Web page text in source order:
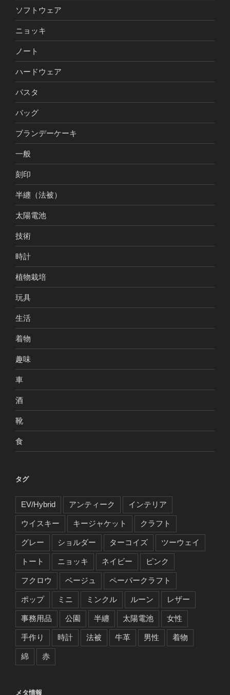
ソフトウェア
ニョッキ
ノート
ハードウェア
パスタ
バッグ
ブランデーケーキ
一般
刻印
半纏（法被）
太陽電池
技術
時計
植物栽培
玩具
生活
着物
趣味
車
酒
靴
食
タグ
EV/Hybrid アンティーク インテリア
ウイスキー キージャケット クラフト
グレー ショルダー ターコイズ ツーウェイ
トート ニョッキ ネイビー ピンク
フクロウ ベージュ ペーパークラフト
ポップ ミニ ミンクル ルーン レザー
事務用品 公園 半纏 太陽電池 女性
手作り 時計 法被 牛革 男性 着物
綿 赤
メタ情報